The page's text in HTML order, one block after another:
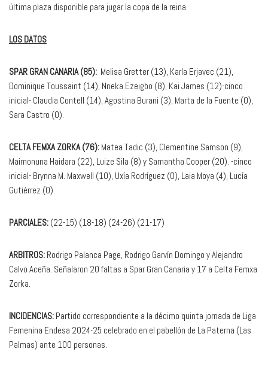
última plaza disponible para jugar la copa de la reina.
LOS DATOS
SPAR GRAN CANARIA (85): Melisa Gretter (13), Karla Erjavec (21),
Dominique Toussaint (14), Nneka Ezeigbo (8), Kai James (12)-cinco
inicial- Claudia Contell (14), Agostina Burani (3), Marta de la Fuente (0),
Sara Castro (0).
CELTA FEMXA ZORKA (76): Matea Tadic (3), Clementine Samson (9),
Maimonuna Haidara (22), Luize Sila (8) y Samantha Cooper (20). -cinco
inicial- Brynna M. Maxwell (10), Uxía Rodríguez (0), Laia Moya (4), Lucía
Gutiérrez (0).
PARCIALES: (22-15) (18-18) (24-26) (21-17)
ARBITROS: Rodrigo Palanca Page, Rodrigo Garvín Domingo y Alejandro
Calvo Aceña. Señalaron 20 faltas a Spar Gran Canaria y 17 a Celta Femxa
Zorka.
INCIDENCIAS: Partido correspondiente a la décimo quinta jornada de Liga
Femenina Endesa 2024-25 celebrado en el pabellón de La Paterna (Las
Palmas) ante 100 personas.